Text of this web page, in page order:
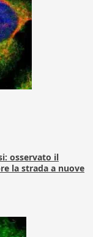
osservato il
la strada a nuove